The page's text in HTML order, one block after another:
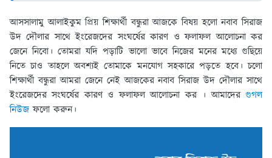
আসসালামু আলাইকুম প্রিয় শিক্ষার্থী বন্ধুরা আজকে বিষয় হলো নবাব সিরাজ
উদ দৌলার সাথে ইংরেজদের সংঘর্ষের কারণ ও ফলাফল আলোচনা কর
জেনে নিবো। তোমরা যদি পড়াটি ভালো ভাবে নিজের মনের মধ্যে গুছিয়ে
নিতে চাও তাহলে অবশ্যই তোমাকে মনযোগ সহকারে পড়তে হবে। চলো
শিক্ষার্থী বন্ধুরা আমরা জেনে নেই আজকের নবাব সিরাজ উদ দৌলার সাথে
ইংরেজদের সংঘর্ষের কারণ ও ফলাফল আলোচনা কর । আমাদের গুগল
নিউজ ফলো করুন।